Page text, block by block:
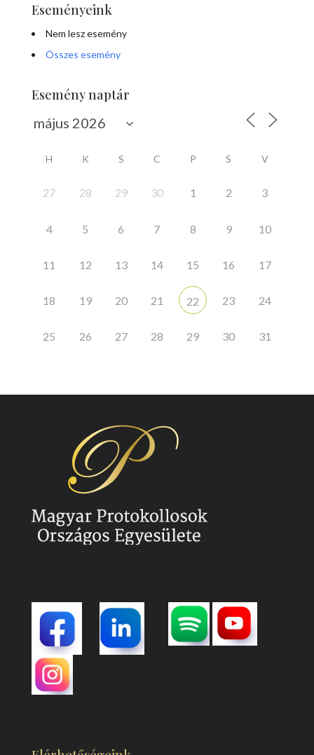
Eseményeink
Nem lesz esemény
Összes esemény
Esemény naptár
H K S C P S V
27 28 29 30 1 2 3
4 5 6 7 8 9 10
11 12 13 14 15 16 17
18 19 20 21 22 23 24
25 26 27 28 29 30 31